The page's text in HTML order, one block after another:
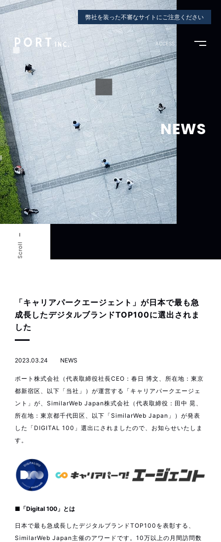
弊社を装った不審なサイトにご注意ください
ACCESS
NEWS
Scroll
「キャリアパークエージェント」が日本で最も急
成長したデジタルブランドTOP100に選出されま
した
2023.03.24 NEWS
ポート株式会社（代表取締役社長CEO：春日 博文、所在地：東京
都新宿区、以下「当社」）が運営する「キャリアパークエージェ
ント」が、SimilarWeb Japan株式会社（代表取締役：田中 晃、
所在地：東京都千代田区、以下「SimilarWeb Japan」）が発表
した「DIGITAL 100」選出にされましたので、お知らせいたしま
す。
■「Digital 100」とは
日本で最も急成長したデジタルブランドTOP100を表彰する、
SimilarWeb Japan主催のアワードです。10万以上の月間訪問数